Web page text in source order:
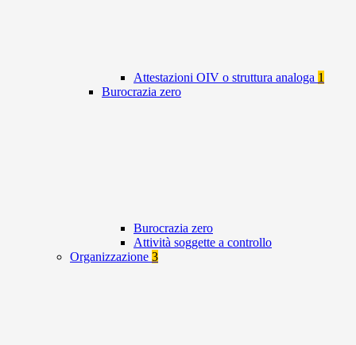
Attestazioni OIV o struttura analoga 1
Burocrazia zero
Burocrazia zero
Attività soggette a controllo
Organizzazione 3